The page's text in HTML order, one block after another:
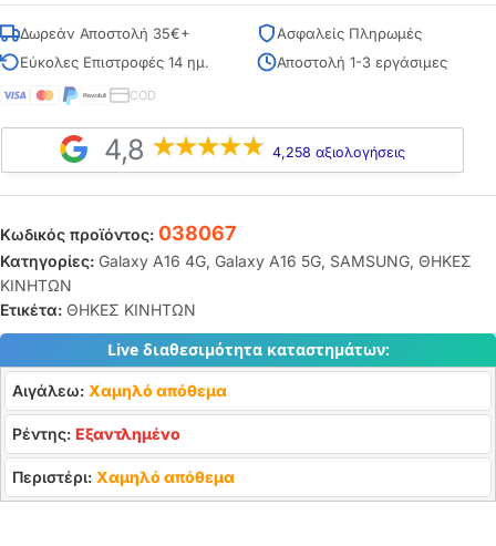
Δωρεάν Αποστολή 35€+
Ασφαλείς Πληρωμές
Εύκολες Επιστροφές 14 ημ.
Αποστολή 1-3 εργάσιμες
COD
4,8 4,258 αξιολογήσεις
Κωδικός προϊόντος: 038067
Κατηγορίες: Galaxy A16 4G, Galaxy A16 5G, SAMSUNG, ΘΗΚΕΣ
ΚΙΝΗΤΩΝ
Ετικέτα: ΘΗΚΕΣ ΚΙΝΗΤΩΝ
Live διαθεσιμότητα καταστημάτων:
Αιγάλεω: Χαμηλό απόθεμα
Ρέντης: Εξαντλημένο
Περιστέρι: Χαμηλό απόθεμα